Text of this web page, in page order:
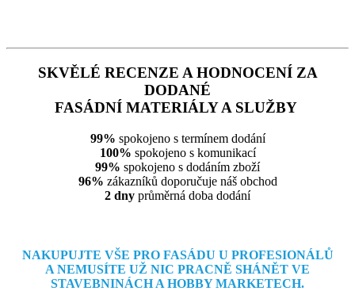
SKVĚLÉ RECENZE A HODNOCENÍ ZA
DODANÉ
FASÁDNÍ MATERIÁLY A SLUŽBY
99% spokojeno s termínem dodání
100% spokojeno s komunikací
99% spokojeno s dodáním zboží
96% zákazníků doporučuje náš obchod
2 dny průměrná doba dodání
NAKUPUJTE VŠE PRO FASÁDU U PROFESIONÁLŮ
A NEMUSÍTE UŽ NIC PRACNĚ SHÁNĚT VE
STAVEBNINÁCH A HOBBY MARKETECH.